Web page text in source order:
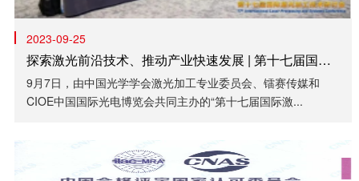
2023-09-25
探索激光前沿技术、推动产业快速发展 | 第十七届国际激光加工技术研讨会圆满举行
9月7日，由中国光学学会激光加工专业委员会、镭赛传媒和
CIOE中国国际光电博览会共同主办的“第十七届国际激...